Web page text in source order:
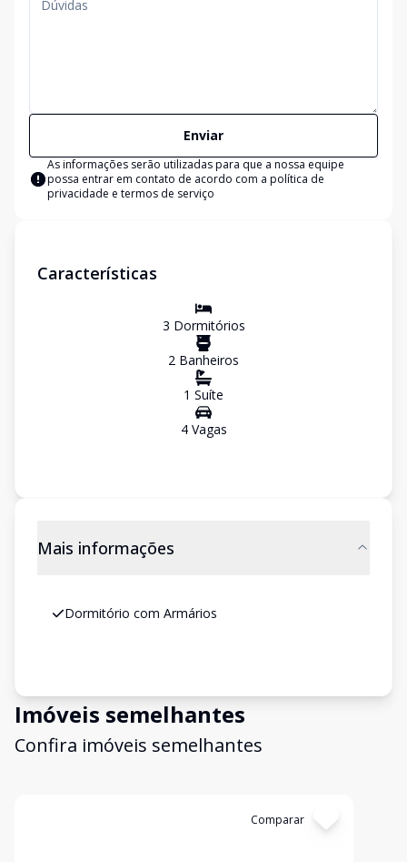
Enviar
As informações serão utilizadas para que a nossa equipe
possa entrar em contato de acordo com a política de
privacidade e termos de serviço
Características
3 Dormitórios
2 Banheiros
1 Suíte
4Vagas
Mais informações
Dormitório com Armários
Imóveis semelhantes
Confira imóveis semelhantes
Comparar